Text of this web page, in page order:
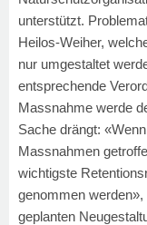
unterstützt.
Heilos-Weiher,
nur umgestaltet
entsprechende
Massnahme werde
Sache drängt:
Massnahmen
wichtigste
genommen
geplanten